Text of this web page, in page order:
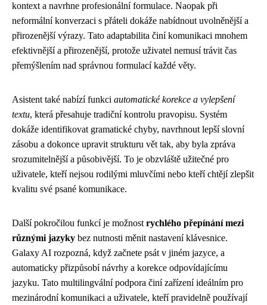
kontext a navrhne profesionální formulace. Naopak při
neformální konverzaci s přáteli dokáže nabídnout uvolněnější a
přirozenější výrazy. Tato adaptabilita činí komunikaci mnohem
efektivnější a přirozenější, protože uživatel nemusí trávit čas
přemýšlením nad správnou formulací každé věty.
Asistent také nabízí funkci automatické korekce a vylepšení
textu, která přesahuje tradiční kontrolu pravopisu. Systém
dokáže identifikovat gramatické chyby, navrhnout lepší slovní
zásobu a dokonce upravit strukturu vět tak, aby byla zpráva
srozumitelnější a působivější. To je obzvláště užitečné pro
uživatele, kteří nejsou rodilými mluvčími nebo kteří chtějí zlepšit
kvalitu své psané komunikace.
Další pokročilou funkcí je možnost rychlého přepínání mezi
různými jazyky bez nutnosti měnit nastavení klávesnice.
Galaxy AI rozpozná, když začnete psát v jiném jazyce, a
automaticky přizpůsobí návrhy a korekce odpovídajícímu
jazyku. Tato multilingvální podpora činí zařízení ideálním pro
mezinárodní komunikaci a uživatele, kteří pravidelně používají